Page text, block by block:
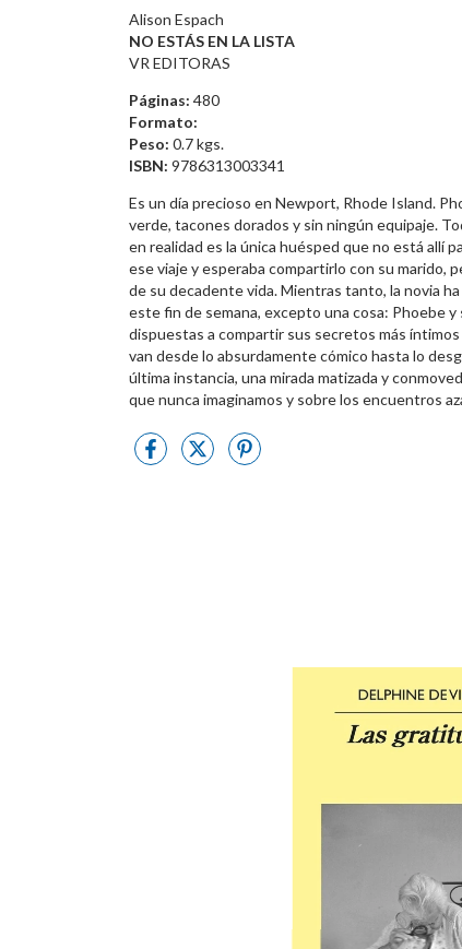
Alison Espach
NO ESTÁS EN LA LISTA
VR EDITORAS
Páginas: 480
Formato:
Peso: 0.7 kgs.
ISBN: 9786313003341
Es un día precioso en Newport, Rhode Island.
verde, tacones dorados y sin ningún equipaje.
en realidad es la única huésped que no está allí
ese viaje y esperaba compartirlo con su marido,
de su decadente vida. Mientras tanto, la novia
este fin de semana, excepto una cosa: Phoebe
dispuestas a compartir sus secretos más
van desde lo absurdamente cómico hasta lo
última instancia, una mirada matizada y
que nunca imaginamos y sobre los encuentros